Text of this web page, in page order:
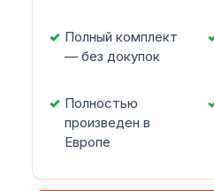
Полный комплект
— без докупок
Полностью
произведен в
Европе